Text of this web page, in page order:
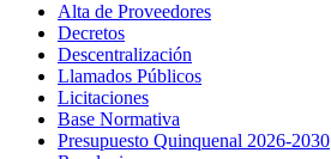
Alta de Proveedores
Decretos
Descentralización
Llamados Públicos
Licitaciones
Base Normativa
Presupuesto Quinquenal 2026-2030